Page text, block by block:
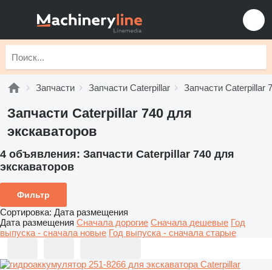
Запчасти Запчасти Caterpillar Запчасти Caterpillar
Запчасти Caterpillar 740 для
экскаваторов
4 объявления: Запчасти Caterpillar 740 для
экскаваторов
Фильтр
Сортировка: Дата размещения
Дата размещения Сначала дорогие Сначала дешевые Год
выпуска - сначала новые Год выпуска - сначала старые